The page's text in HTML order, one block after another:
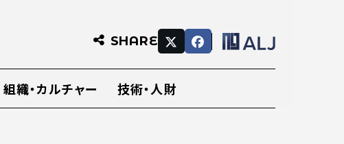
SHARE
組織・カルチャー 技術・人財